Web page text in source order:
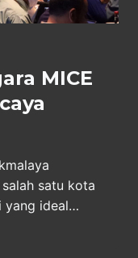
MICE
satu kota
yang ideal…